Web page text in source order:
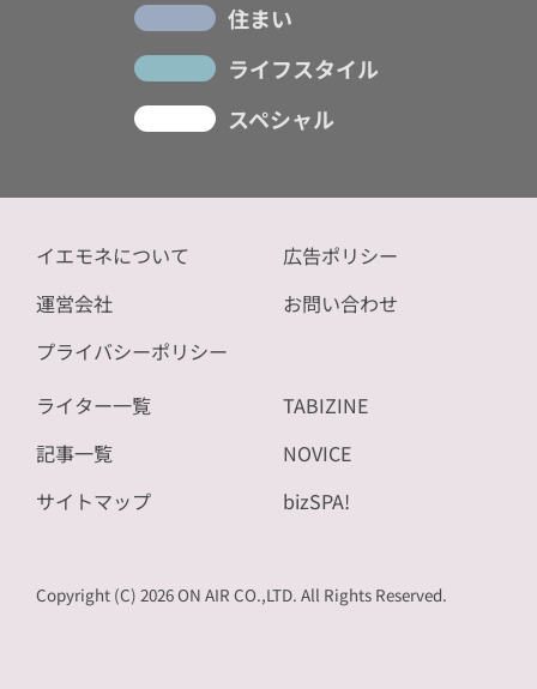
住まい
ライフスタイル
スペシャル
イエモネについて
運営会社
プライバシーポリシー
広告ポリシー
お問い合わせ
ライター一覧
記事一覧
サイトマップ
TABIZINE
NOVICE
bizSPA!
Copyright (C) 2026 ON AIR CO.,LTD. All Rights Reserved.